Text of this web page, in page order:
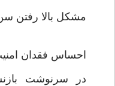
مشکل بالا رفتن
احساس فقدان
در سرنوشت